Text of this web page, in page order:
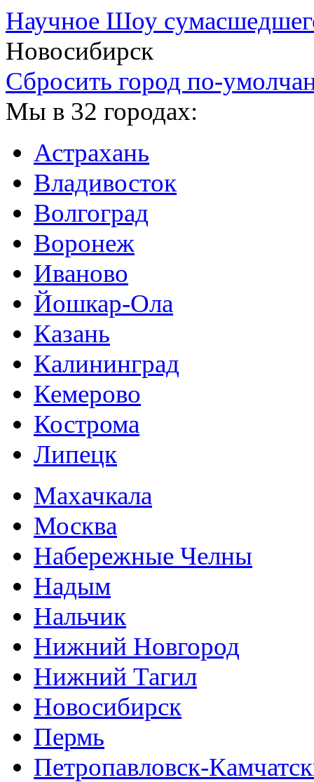
Научное Шоу
Новосибирск
Сбросить город по-
Мы в 32 городах:
Астрахань
Владивосток
Волгоград
Воронеж
Иваново
Йошкар-Ола
Казань
Калининград
Кемерово
Кострома
Липецк
Махачкала
Москва
Набережные Челны
Надым
Нальчик
Нижний Новгород
Нижний Тагил
Новосибирск
Пермь
Петропавловск-